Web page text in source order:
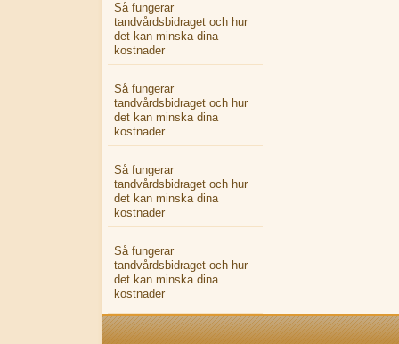
Så fungerar
tandvårdsbidraget och hur
det kan minska dina
kostnader
Så fungerar
tandvårdsbidraget och hur
det kan minska dina
kostnader
Så fungerar
tandvårdsbidraget och hur
det kan minska dina
kostnader
Så fungerar
tandvårdsbidraget och hur
det kan minska dina
kostnader